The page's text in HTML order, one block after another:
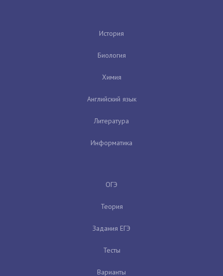
История
Биология
Химия
Английский язык
Литература
Информатика
ОГЭ
Теория
Задания ЕГЭ
Тесты
Варианты